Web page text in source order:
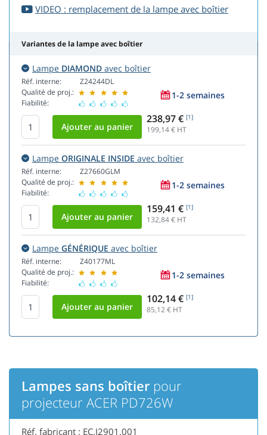
VIDEO : remplacement de la lampe avec boîtier
Variantes de la lampe avec boîtier
Lampe DIAMOND avec boîtier
Réf. interne:
Qualité de proj.:
Fiabilité:
Z24244DL
1-2 semaines
238,97 € [1]
199,14€ HT
Lampe ORIGINALE INSIDE avec boîtier
Réf. interne:
Qualité de proj.:
Fiabilité:
Z27660GLM
1-2 semaines
159,41 € [1]
132,84€ HT
Lampe GÉNÉRIQUE avec boîtier
Réf. interne:
Qualité de proj.:
Fiabilité:
Z40177ML
1-2 semaines
102,14 € [1]
85,12€ HT
Lampes sans boîtier pour
projecteur ACER PD726W
Réf. fabricant : EC.J2901.001